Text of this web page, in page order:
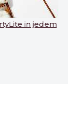
in jedem